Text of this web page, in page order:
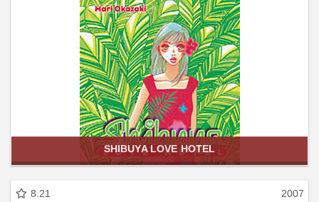
SHIBUYA LOVE HOTEL
8.21 2007